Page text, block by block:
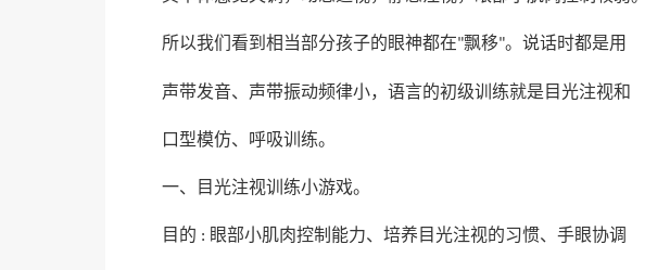
所以我们看到相当部分孩子的眼神都在"飘移"。说话时都是用
声带发音、声带振动频律小，语言的初级训练就是目光注视和
口型模仿、呼吸训练。
一、目光注视训练小游戏。
目的 : 眼部小肌肉控制能力、培养目光注视的习惯、手眼协调